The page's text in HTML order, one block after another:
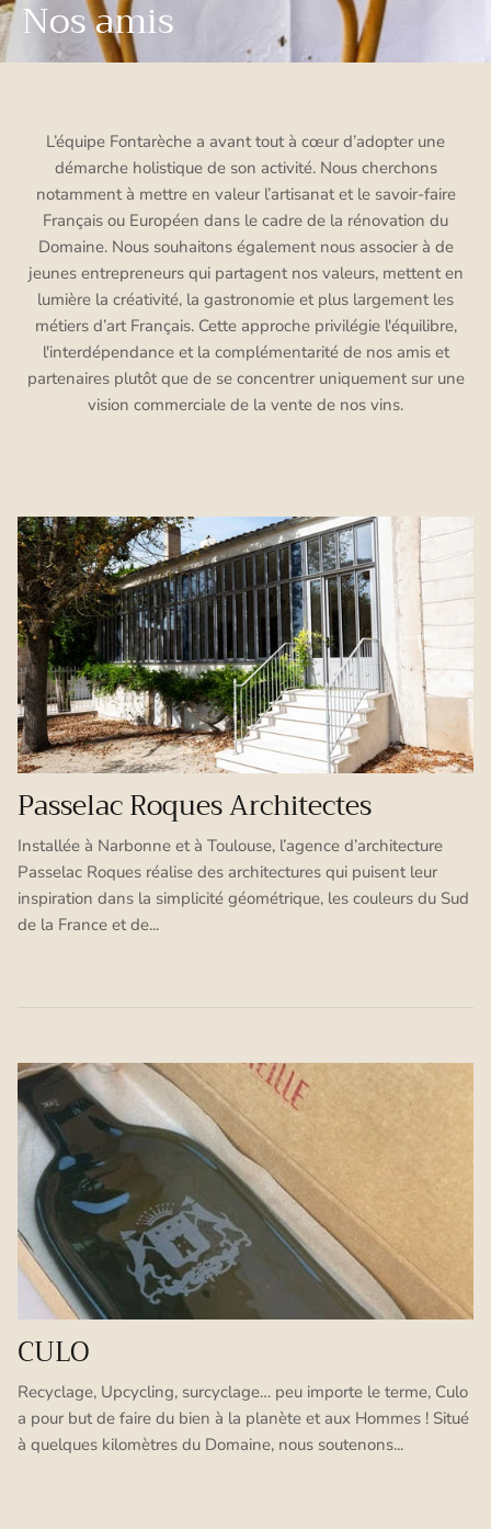
Nos amis
L’équipe Fontarèche a avant tout à cœur d’adopter une
démarche holistique de son activité. Nous cherchons
notamment à mettre en valeur l’artisanat et le savoir-faire
Français ou Européen dans le cadre de la rénovation du
Domaine. Nous souhaitons également nous associer à de
jeunes entrepreneurs qui partagent nos valeurs, mettent en
lumière la créativité, la gastronomie et plus largement les
métiers d’art Français. Cette approche privilégie l'équilibre,
l'interdépendance et la complémentarité de nos amis et
partenaires plutôt que de se concentrer uniquement sur une
vision commerciale de la vente de nos vins.
Passelac Roques Architectes
Installée à Narbonne et à Toulouse, l’agence d’architecture
Passelac Roques réalise des architectures qui puisent leur
inspiration dans la simplicité géométrique, les couleurs du Sud
de la France et de...
CULO
Recyclage, Upcycling, surcyclage… peu importe le terme, Culo
a pour but de faire du bien à la planète et aux Hommes ! Situé
à quelques kilomètres du Domaine, nous soutenons...